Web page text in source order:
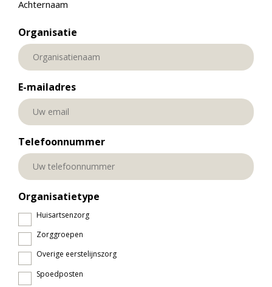
Achternaam
Organisatie
E-mailadres
Telefoonnummer
Organisatietype
Huisartsenzorg
Zorggroepen
Overige eerstelijnszorg
Spoedposten